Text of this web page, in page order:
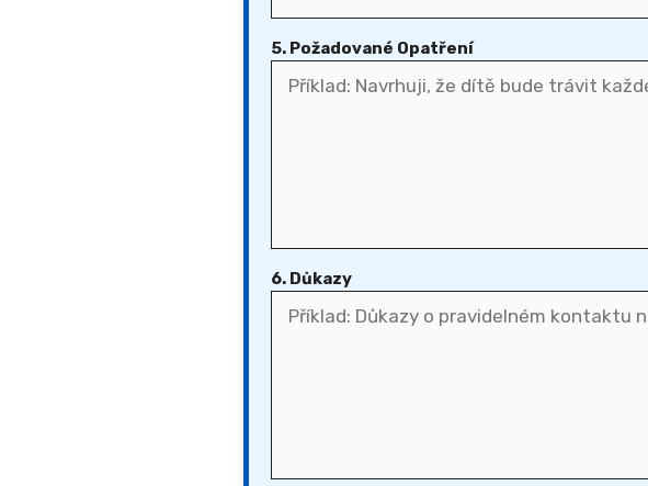
5. Požadované Opatření
6. Důkazy